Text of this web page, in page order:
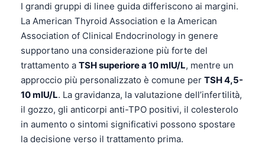
I grandi gruppi di linee guida differiscono ai margini.
La American Thyroid Association e la American
Association of Clinical Endocrinology in genere
supportano una considerazione più forte del
trattamento a TSH superiore a 10 mIU/L, mentre un
approccio più personalizzato è comune per TSH 4,5-
10 mIU/L. La gravidanza, la valutazione dell’infertilità,
il gozzo, gli anticorpi anti-TPO positivi, il colesterolo
in aumento o sintomi significativi possono spostare
la decisione verso il trattamento prima.
Occitan
العربية المغربية
Afrikaans
Монгол
ພາສາລາວ
Basa Jawa
Cebuano